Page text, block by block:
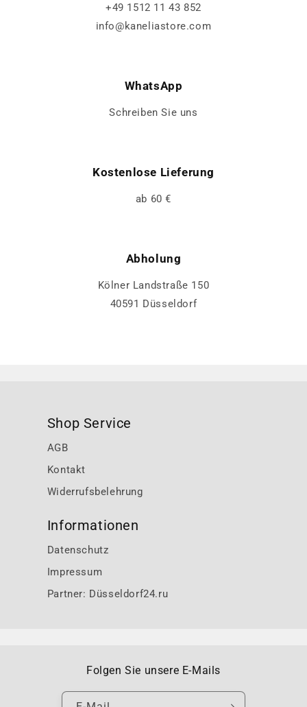
+49 1512 11 43 852
info@kaneliastore.com
WhatsApp
Schreiben Sie uns
Kostenlose Lieferung
ab 60 €
Abholung
Kölner Landstraße 150
40591 Düsseldorf
Shop Service
AGB
Kontakt
Widerrufsbelehrung
Informationen
Datenschutz
Impressum
Partner: Düsseldorf24.ru
Folgen Sie unsere E-Mails